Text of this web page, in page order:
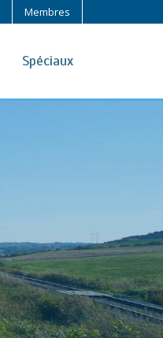
Membres
Spéciaux